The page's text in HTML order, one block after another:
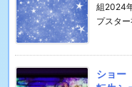
組2024
プスタ
ショー